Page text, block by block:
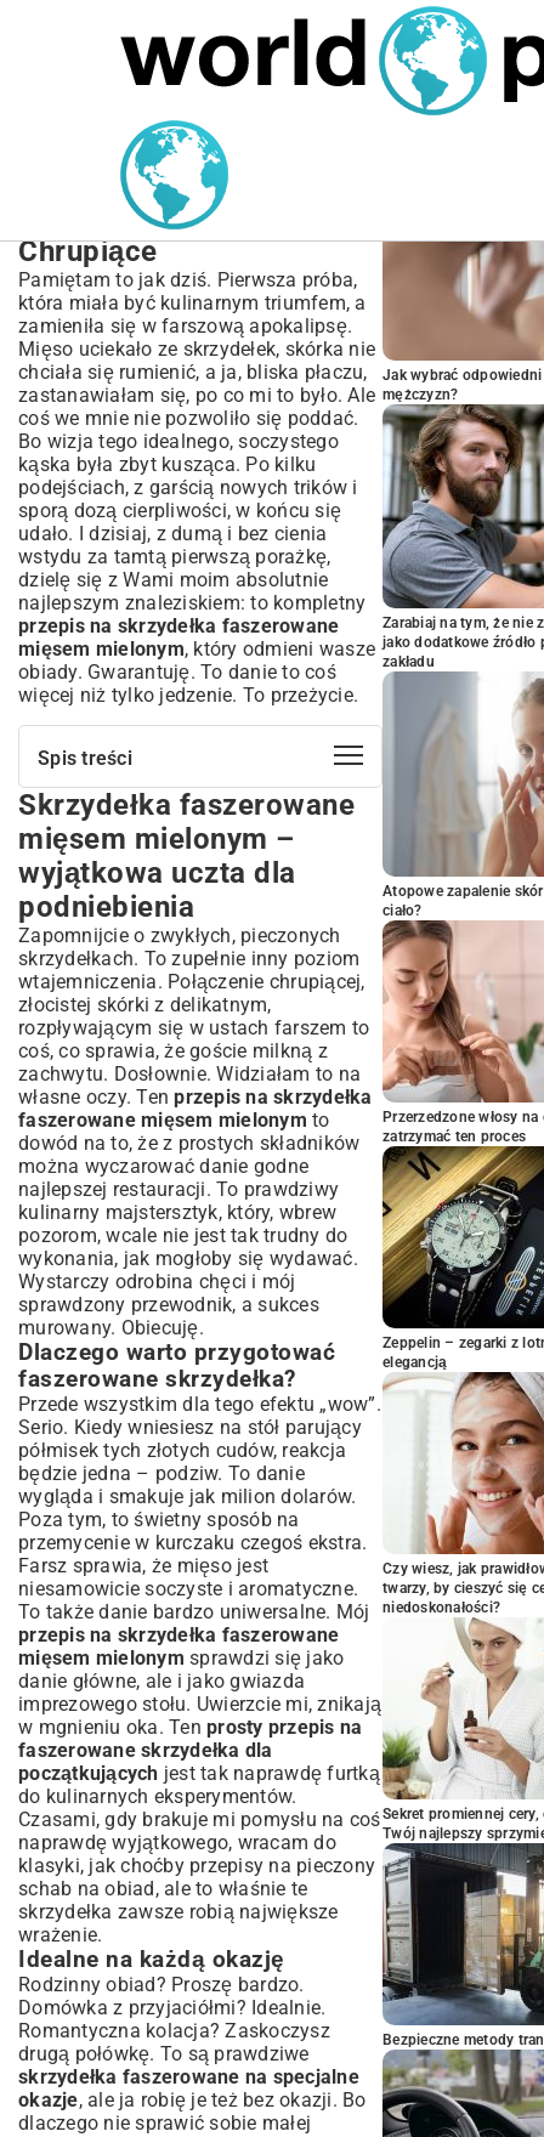
MARIUSZ ŁAMAGA 04.10.2025
Przepis na Skrzydełka
Faszerowane Mięsem
Mielonym | Soczyste i
Chrupiące
Pamiętam to jak dziś. Pierwsza próba,
która miała być kulinarnym triumfem, a
zamieniła się w farszową apokalipsę.
Mięso uciekało ze skrzydełek, skórka nie
chciała się rumienić, a ja, bliska płaczu,
zastanawiałam się, po co mi to było. Ale
coś we mnie nie pozwoliło się poddać.
Bo wizja tego idealnego, soczystego
kąska była zbyt kusząca. Po kilku
podejściach, z garścią nowych trików i
sporą dozą cierpliwości, w końcu się
udało. I dzisiaj, z dumą i bez cienia
wstydu za tamtą pierwszą porażkę,
dzielę się z Wami moim absolutnie
najlepszym znaleziskiem: to kompletny
przepis na skrzydełka faszerowane
mięsem mielonym, który odmieni wasze
obiady. Gwarantuję. To danie to coś
więcej niż tylko jedzenie. To przeżycie.
Spis treści
Skrzydełka faszerowane mięsem
mielonym – wyjątkowa uczta dla
podniebienia
Dlaczego warto przygotować faszerowane
skrzydełka?
Idealne na każdą okazję
Niezbędne składniki – co musisz mieć
pod ręką?
Skrzydełka kurczaka – wybór i
przygotowanie
Farsz mięsny – tajemnica smaku
Aromatyczne przyprawy i dodatki
Krok po kroku: Jak przygotować
perfekcyjne skrzydełka faszerowane?
Przygotowanie skrzydełek do
faszerowania
Tworzenie aromatycznego farszu
Proces faszerowania – techniki i porady
Pieczenie – temperatura i czas
Sekret idealnego farszu – warianty i
inspiracje
Farsz z indyka i cielęciny – lżejsze
alternatywy
Warzywne dodatki do farszu
Eksperymentowanie z ziołami i
przyprawami
Jak podawać faszerowane skrzydełka?
Sugestie i dodatki
Idealne sosy i dipy
Komponowanie z sałatkami i dodatkami
węglowodanowymi
Najczęściej zadawane pytania
dotyczące faszerowanych skrzydełek
Jak uniknąć wysuszenia mięsa?
Czy można przygotować danie wcześniej?
Jak przechowywać resztki?
Podsumowanie: Twoje skrzydełka
faszerowane gotowe do podania
Skrzydełka faszerowane
mięsem mielonym –
wyjątkowa uczta dla
podniebienia
Zapomnijcie o zwykłych, pieczonych
skrzydełkach. To zupełnie inny poziom
wtajemniczenia. Połączenie chrupiącej,
złocistej skórki z delikatnym,
rozpływającym się w ustach farszem to
coś, co sprawia, że goście milkną z
zachwytu. Dosłownie. Widziałam to na
własne oczy. Tenprzepis na skrzydełka
faszerowane mięsem mielonym to
dowód na to, że z prostych składników
można wyczarować danie godne
najlepszej restauracji. To prawdziwy
kulinarny majstersztyk, który, wbrew
pozorom, wcale nie jest tak trudny do
wykonania, jak mogłoby się wydawać.
Wystarczy odrobina chęci i mój
sprawdzony przewodnik, a sukces
murowany. Obiecuję.
Dlaczego warto przygotować
faszerowane skrzydełka?
Przede wszystkim dla tego efektu „wow”.
Serio. Kiedy wniesiesz na stół parujący
półmisek tych złotych cudów, reakcja
będzie jedna – podziw. To danie
wygląda i smakuje jak milion dolarów.
Poza tym, to świetny sposób na
przemycenie w kurczaku czegoś ekstra.
Farsz sprawia, że mięso jest
niesamowicie soczyste i aromatyczne.
To także danie bardzo uniwersalne. Mój
przepis na skrzydełka faszerowane
mięsem mielonym sprawdzi się jako
danie główne, ale i jako gwiazda
imprezowego stołu. Uwierzcie mi, znikają
w mgnieniu oka. Ten prosty przepis na
faszerowane skrzydełka dla
początkujących jest tak naprawdę furtką
do kulinarnych eksperymentów.
Czasami, gdy brakuje mi pomysłu na coś
naprawdę wyjątkowego, wracam do
klasyki, jak choćby przepisy na pieczony
schab na obiad, ale to właśnie te
skrzydełka zawsze robią największe
wrażenie.
Idealne na każdą okazję
Rodzinny obiad? Proszę bardzo.
Domówka z przyjaciółmi? Idealnie.
Romantyczna kolacja? Zaskoczysz
drugą połówkę. To są prawdziwe
skrzydełka faszerowane na specjalne
okazje, ale ja robię je też bez okazji. Bo
dlaczego nie sprawić sobie małej
Jak wybrać
mężczyzn?
Zarabiaj na tym, że nie
jako dodatkowe
zakładu
Atopowe zapalenie
ciało?
Przerzedzone włosy
zatrzymać ten proces
Zeppelin – zegarki z
elegancją
Czy wiesz, jak
twarzy, by cieszyć się
niedoskonałości?
Sekret promiennej
Twój najlepszy
Bezpieczne metody